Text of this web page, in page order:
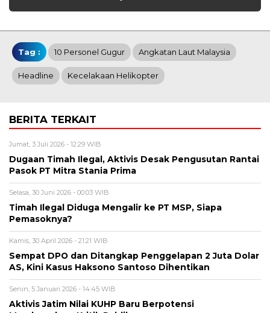
Tag : 10 Personel Gugur Angkatan Laut Malaysia
Headline Kecelakaan Helikopter
BERITA TERKAIT
Jumat, 3 Juli 2026 - 12:29 WIB
Dugaan Timah Ilegal, Aktivis Desak Pengusutan Rantai
Pasok PT Mitra Stania Prima
Selasa, 30 Juni 2026 - 00:03 WIB
Timah Ilegal Diduga Mengalir ke PT MSP, Siapa
Pemasoknya?
Kamis, 30 April 2026 - 21:21 WIB
Sempat DPO dan Ditangkap Penggelapan 2 Juta Dolar
AS, Kini Kasus Haksono Santoso Dihentikan
Senin, 5 Januari 2026 - 14:45 WIB
Aktivis Jatim Nilai KUHP Baru Berpotensi